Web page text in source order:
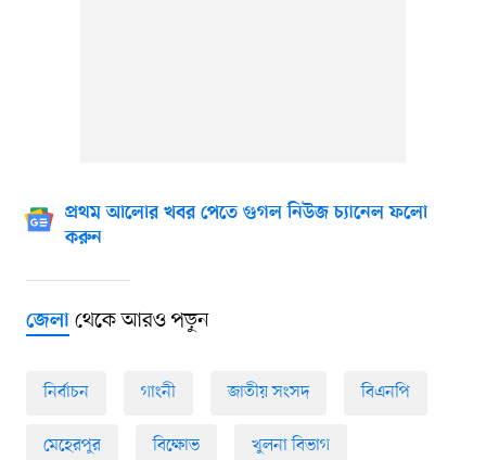
প্রথম আলোর খবর পেতে গুগল নিউজ চ্যানেল ফলো
করুন
জেলাথেকে আরও পড়ুন
নির্বাচন গাংনী জাতীয় সংসদ বিএনপি
মেহেরপুর বিক্ষোভ খুলনা বিভাগ